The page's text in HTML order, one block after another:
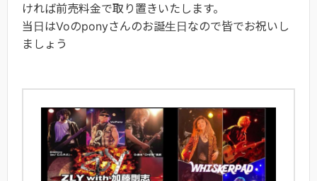
ければ前売料金で取り置きいたします。
当日はVoのponyさんのお誕生日なので皆でお祝いし
ましょう